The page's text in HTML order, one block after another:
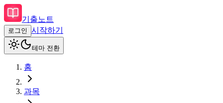
기출노트
로그인 시작하기
테마 전환
홈
과목